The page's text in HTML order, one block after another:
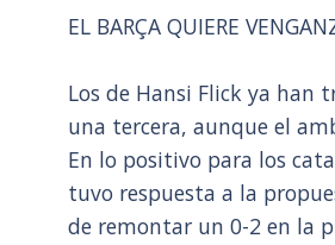
EL BARÇA QUIERE
Los de Hansi Flick ya han
una tercera, aunque el
En lo positivo para los
tuvo respuesta a la
de remontar un 0-2 en la